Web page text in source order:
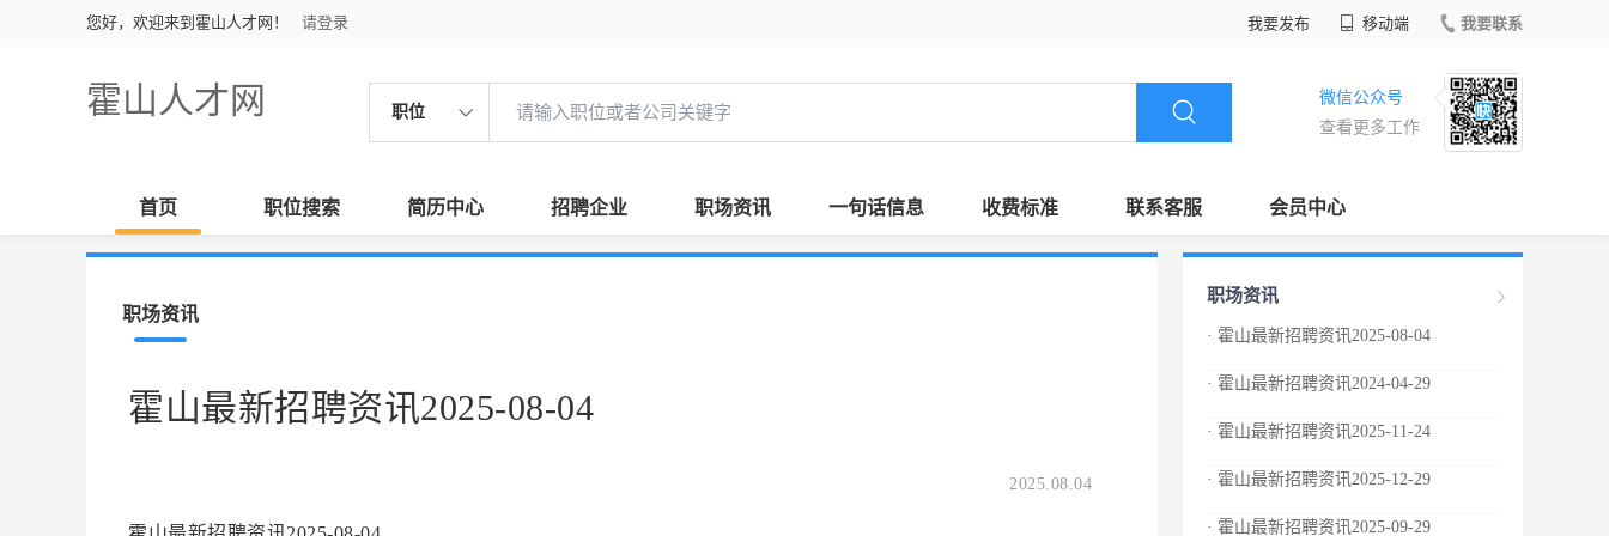
您好，欢迎来到霍山人才网！ 请登录 我要发布 移动端 我要联系
霍山人才网 职位
微信公众号
查看更多工作
首页 职位搜索 简历中心 招聘企业 职场资讯 一句话信息 收费标准 联系客服 会员中心
职场资讯
霍山最新招聘资讯2025-08-04
2025.08.04
职场资讯
· 霍山最新招聘资讯2025-08-04
· 霍山最新招聘资讯2024-04-29
· 霍山最新招聘资讯2025-11-24
· 霍山最新招聘资讯2025-12-29
· 霍山最新招聘资讯2025-09-29